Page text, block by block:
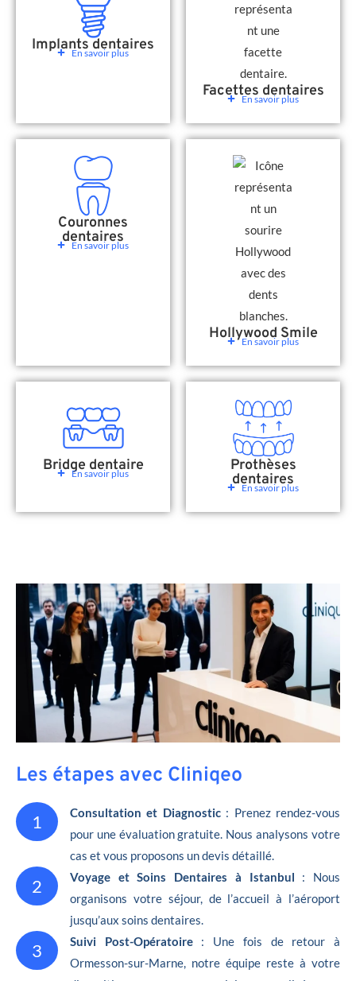
Implants dentaires
En savoir plus
Facettes dentaires
En savoir plus
Couronnes
dentaires
En savoir plus
Hollywood Smile
En savoir plus
Bridge dentaire
En savoir plus Prothèses
dentaires
En savoir plus
Les étapes avec Cliniqeo
1 Consultation et Diagnostic: Prenez rendez-vous
pour une évaluation gratuite. Nous analysons votre
cas et vous proposons un devis détaillé.
2 Voyage et Soins Dentaires à Istanbul : Nous
organisons votre séjour, de l’accueil à l’aéroport
jusqu’aux soins dentaires.
3 Suivi Post-Opératoire : Une fois de retour à
Ormesson-sur-Marne, notre équipe reste à votre